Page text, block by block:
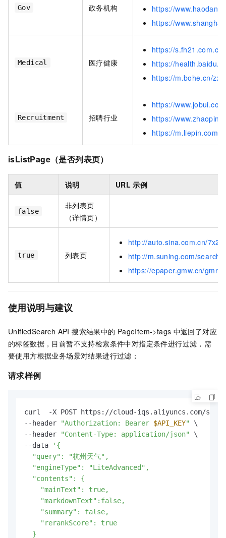
Gov 政务机构
https://
https://
Medical 医疗健康
https://
https://
https://m.bohe.cn/zx/
Recruitment 招聘行业
https://
https://
https://m.liepin.com/
isListPage（是否列表页）
值 说明 URL 示例
false
非列表页
（详情页）
true 列表页
http://auto.sina.com.cn/
http://m.suning.com/search/
https://epaper.gmw.cn/
使用说明与建议
UnifiedSearch API 搜索结果中的 PageItem->tags 中返回了对应
的标签数据，目前暂不支持检索条件中对指定条件进行过滤，需
要使用方根据业务场景对结果进行过滤；
请求样例
curl  -X POST https://cloud-iqs.aliyuncs.com/
--header
"Authorization: Bearer $API_KEY"
\
--header
"Content-Type: application/json"
\
--data
'{
  "query": "杭州天气",
  "engineType": "LiteAdvanced",
  "contents": {
    "mainText": true,
    "markdownText":false,
    "summary": false,
    "rerankScore": true
  }